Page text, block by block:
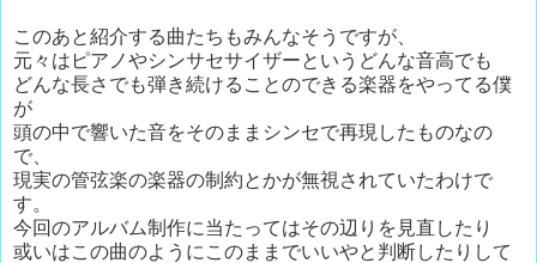
このあと紹介する曲たちもみんなそうですが、
元々はピアノやシンサセサイザーというどんな音高でも
どんな長さでも弾き続けることのできる楽器をやってる僕
が
頭の中で響いた音をそのままシンセで再現したものなの
で、
現実の管弦楽の楽器の制約とかが無視されていたわけで
す。
今回のアルバム制作に当たってはその辺りを見直したり
或いはこの曲のようにこのままでいいやと判断したりして